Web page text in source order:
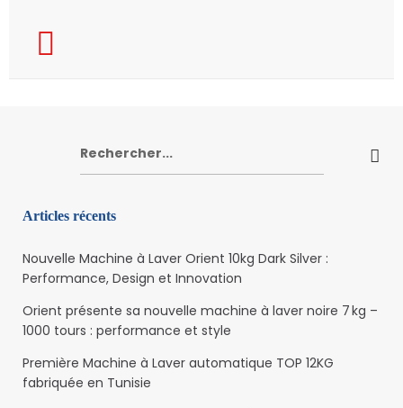
Articles récents
Nouvelle Machine à Laver Orient 10kg Dark Silver :
Performance, Design et Innovation
Orient présente sa nouvelle machine à laver noire 7 kg –
1000 tours : performance et style
Première Machine à Laver automatique TOP 12KG
fabriquée en Tunisie